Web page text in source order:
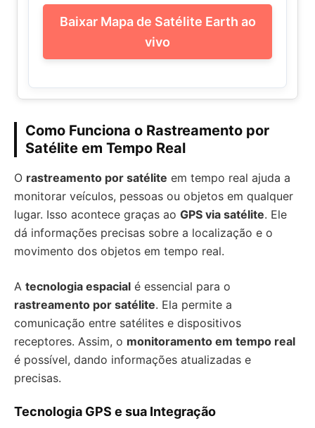
Baixar Mapa de Satélite Earth ao
vivo
Como Funciona o Rastreamento por
Satélite em Tempo Real
O rastreamento por satélite em tempo real ajuda a
monitorar veículos, pessoas ou objetos em qualquer
lugar. Isso acontece graças ao GPS via satélite. Ele
dá informações precisas sobre a localização e o
movimento dos objetos em tempo real.
A tecnologia espacial é essencial para o
rastreamento por satélite. Ela permite a
comunicação entre satélites e dispositivos
receptores. Assim, o monitoramento em tempo real
é possível, dando informações atualizadas e
precisas.
Tecnologia GPS e sua Integração